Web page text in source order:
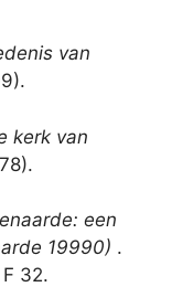
van
kerk van
een
19990) .
32.